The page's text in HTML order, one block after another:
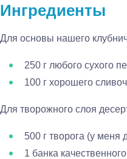
Ингредиенты
Для основы нашего
250 г любого сухого
100 г хорошего
Для творожного слоя
500 г творога (у
1 банка